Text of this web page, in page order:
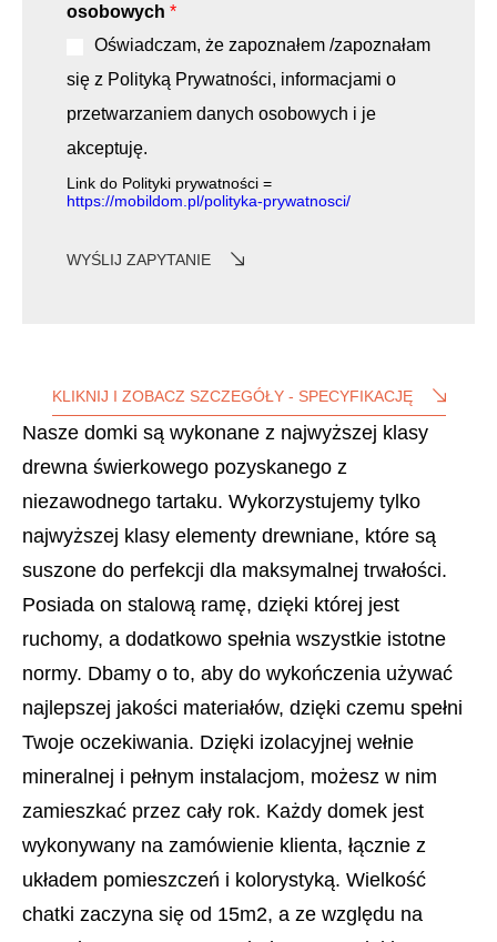
osobowych *
Oświadczam, że zapoznałem /zapoznałam
się z Polityką Prywatności, informacjami o
przetwarzaniem danych osobowych i je
akceptuję.
Link do Polityki prywatności =
https://mobildom.pl/polityka-prywatnosci/
WYŚLIJ ZAPYTANIE
KLIKNIJ I ZOBACZ SZCZEGÓŁY - SPECYFIKACJĘ
Nasze domki są wykonane z najwyższej klasy
drewna świerkowego pozyskanego z
niezawodnego tartaku. Wykorzystujemy tylko
najwyższej klasy elementy drewniane, które są
suszone do perfekcji dla maksymalnej trwałości.
Posiada on stalową ramę, dzięki której jest
ruchomy, a dodatkowo spełnia wszystkie istotne
normy. Dbamy o to, aby do wykończenia używać
najlepszej jakości materiałów, dzięki czemu spełni
Twoje oczekiwania. Dzięki izolacyjnej wełnie
mineralnej i pełnym instalacjom, możesz w nim
zamieszkać przez cały rok. Każdy domek jest
wykonywany na zamówienie klienta, łącznie z
układem pomieszczeń i kolorystyką. Wielkość
chatki zaczyna się od 15m2, a ze względu na